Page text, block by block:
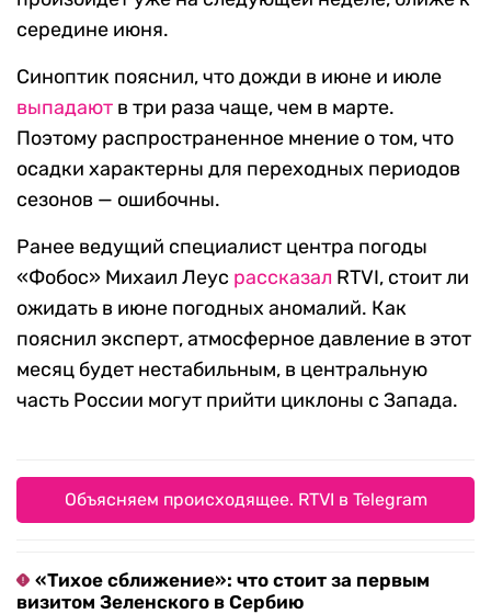
середине июня.
Синоптик пояснил, что дожди в июне и июле
выпадают в три раза чаще, чем в марте.
Поэтому распространенное мнение о том, что
осадки характерны для переходных периодов
сезонов — ошибочны.
Ранее ведущий специалист центра погоды
«Фобос» Михаил Леус рассказал RTVI, стоит ли
ожидать в июне погодных аномалий. Как
пояснил эксперт, атмосферное давление в этот
месяц будет нестабильным, в центральную
часть России могут прийти циклоны с Запада.
Объясняем происходящее. RTVI в Telegram
«Тихое сближение»: что стоит за первым
визитом Зеленского в Сербию